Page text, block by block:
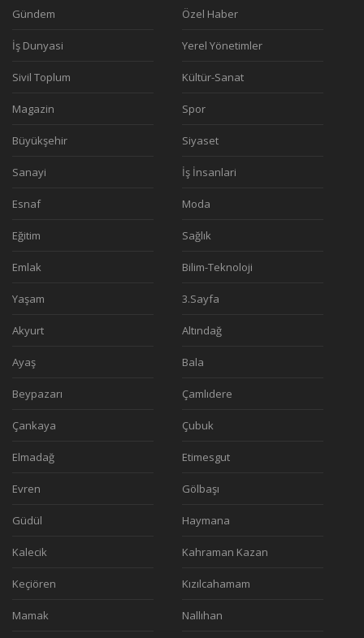
Gündem Özel Haber
İş Dunyasi Yerel Yönetimler
Sivil Toplum Kültür-Sanat
Magazin Spor
Büyükşehir Siyaset
Sanayi İş İnsanlari
Esnaf Moda
Eğitim Sağlık
Emlak Bilim-Teknoloji
Yaşam 3.Sayfa
Akyurt Altındağ
Ayaş Bala
Beypazarı Çamlıdere
Çankaya Çubuk
Elmadağ Etimesgut
Evren Gölbaşı
Güdül Haymana
Kalecik Kahraman Kazan
Keçiören Kızılcahamam
Mamak Nallıhan